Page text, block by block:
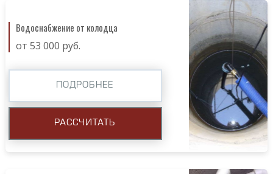
Водоснабжение от колодца
от 53 000 руб.
ПОДРОБНЕЕ
РАССЧИТАТЬ